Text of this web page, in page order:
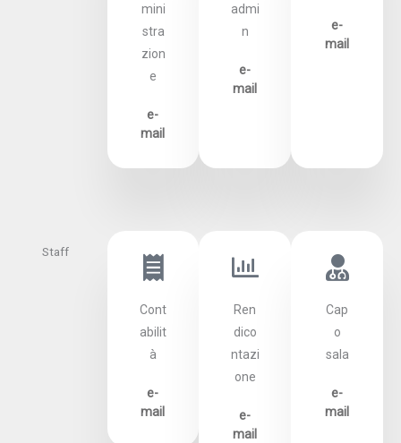
mini
stra
zion
e
e-
mail
admi
n
e-
mail
e-
mail
Staff
Cont
abilit
à
e-
mail
Ren
dico
ntazi
one
e-
mail
Cap
o
sala
e-
mail